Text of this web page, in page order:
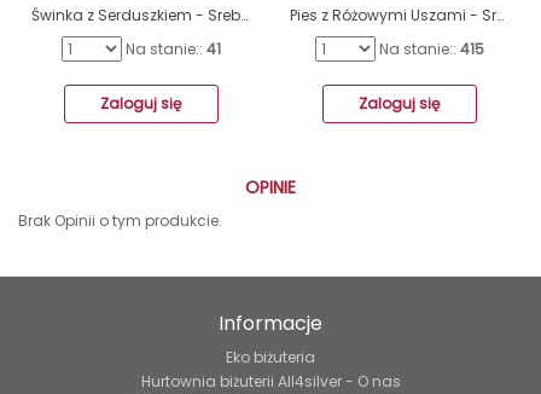
Świnka z Serduszkiem - Srebro Próby 925 Kolczyki Sztyfty Z Kryształami A4S42751
Na stanie:: 41
Zaloguj się
Pies z Różowymi Uszami - Srebro Próby 925 Kolorowe Kolczyki Ze Sztyftem A4S43137
Na stanie:: 415
Zaloguj się
OPINIE
Brak Opinii o tym produkcie.
Informacje
Eko biżuteria
Hurtownia biżuterii All4silver - O nas